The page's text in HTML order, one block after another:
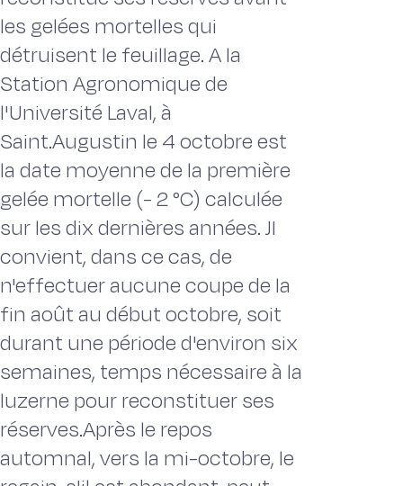
les gelées mortelles qui
détruisent le feuillage. A la
Station Agronomique de
l'Université Laval, à
Saint.Augustin le 4 octobre est
la date moyenne de la première
gelée mortelle (- 2 °C) calculée
sur les dix dernières années. JI
convient, dans ce cas, de
n'effectuer aucune coupe de la
fin août au début octobre, soit
durant une période d'environ six
semaines, temps nécessaire à la
luzerne pour reconstituer ses
réserves.Après le repos
automnal, vers la mi-octobre, le